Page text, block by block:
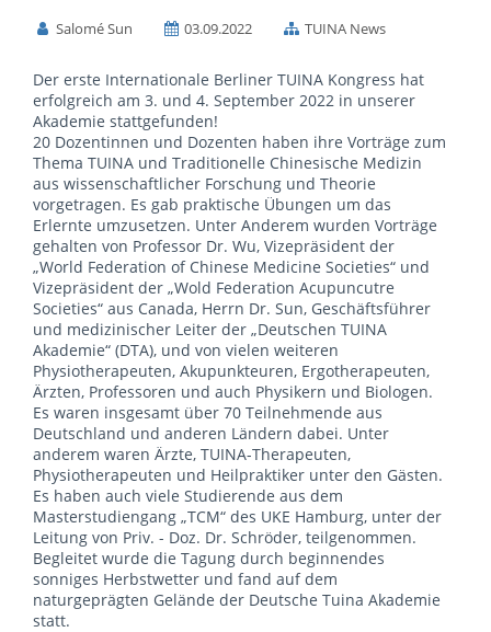
Salomé Sun 03.09.2022 TUINA News
Der erste Internationale Berliner TUINA Kongress hat
erfolgreich am 3. und 4. September 2022 in unserer
Akademie stattgefunden!
20 Dozentinnen und Dozenten haben ihre Vorträge zum
Thema TUINA und Traditionelle Chinesische Medizin
aus wissenschaftlicher Forschung und Theorie
vorgetragen. Es gab praktische Übungen um das
Erlernte umzusetzen. Unter Anderem wurden Vorträge
gehalten von Professor Dr. Wu, Vizepräsident der
„World Federation of Chinese Medicine Societies“ und
Vizepräsident der „Wold Federation Acupuncutre
Societies“ aus Canada, Herrn Dr. Sun, Geschäftsführer
und medizinischer Leiter der „Deutschen TUINA
Akademie“ (DTA), und von vielen weiteren
Physiotherapeuten, Akupunkteuren, Ergotherapeuten,
Ärzten, Professoren und auch Physikern und Biologen.
Es waren insgesamt über 70 Teilnehmende aus
Deutschland und anderen Ländern dabei. Unter
anderem waren Ärzte, TUINA-Therapeuten,
Physiotherapeuten und Heilpraktiker unter den Gästen.
Es haben auch viele Studierende aus dem
Masterstudiengang „TCM“ des UKE Hamburg, unter der
Leitung von Priv. - Doz. Dr. Schröder, teilgenommen.
Begleitet wurde die Tagung durch beginnendes
sonniges Herbstwetter und fand auf dem
naturgeprägten Gelände der Deutsche Tuina Akademie
statt.